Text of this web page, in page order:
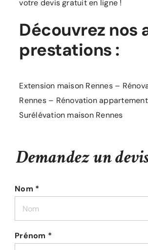
votre devis gratuit en ligne !
Découvrez nos
prestations :
Extension maison Rennes–
Rennes– Rénovation
Surélévation maison Rennes
Demandez un
Nom *
Prénom *